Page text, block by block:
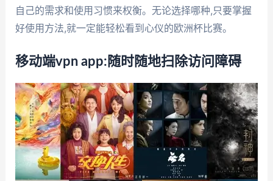
自己的需求和使用习惯来权衡。无论选择哪种,只要掌握
好使用方法,就一定能轻松看到心仪的欧洲杯比赛。
移动端vpn app:随时随地扫除访问障碍